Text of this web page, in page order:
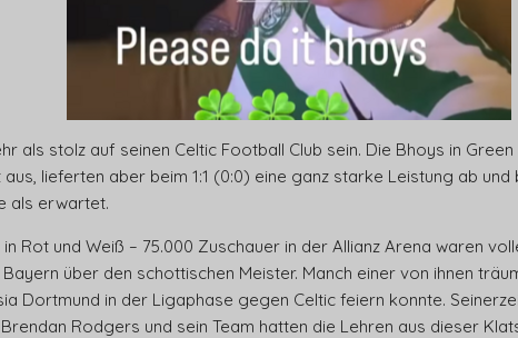
als stolz auf seinen Celtic Football Club sein. Die Bhoys in
aus, lieferten aber beim 1:1 (0:0) eine ganz starke Leistung ab
als erwartet.
Rot und Weiß – 75.000 Zuschauer in der Allianz Arena waren
über den schottischen Meister. Manch einer von ihnen
Dortmund in der Ligaphase gegen Celtic feiern konnte.
Rodgers und sein Team hatten die Lehren aus dieser